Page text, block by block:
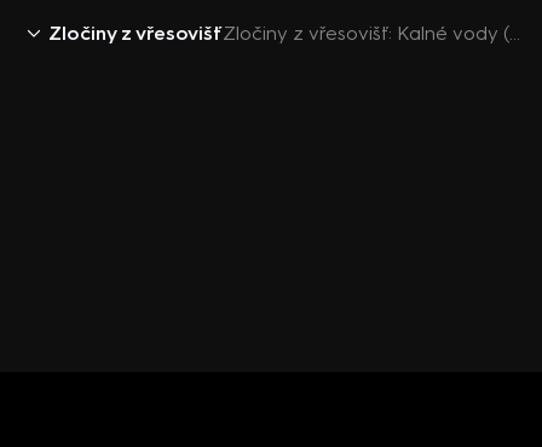
Zločiny z vřesovišť Zločiny z vřesovišť: Kalné vody (3) - upoutávka